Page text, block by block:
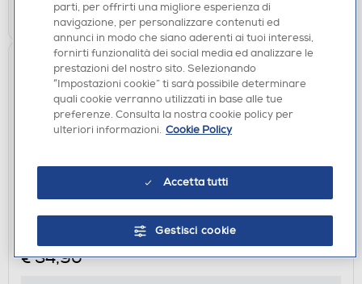
AGGIUNGI
ACCESSORI FOTOGRAFIA
NATIONAL GEOGRAPHIC - TREPPIEDE PICCOLO-
Nero,Giallo / Alluminio
€ 34,90
parti, per offrirti una migliore esperienza di
navigazione, per personalizzare contenuti ed
annunci in modo che siano aderenti ai tuoi interessi,
fornirti funzionalità dei social media ed analizzare le
prestazioni del nostro sito. Selezionando
“Impostazioni cookie” ti sarà possibile determinare
quali cookie verranno utilizzati in base alle tue
preferenze. Consulta la nostra cookie policy per
ulteriori informazioni. Cookie Policy
Accetta tutti
Gestisci cookie